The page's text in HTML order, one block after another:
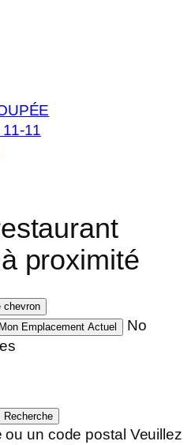
proximité
Emplacement Actuel
No
Recherche
ou un code postal Veuillez